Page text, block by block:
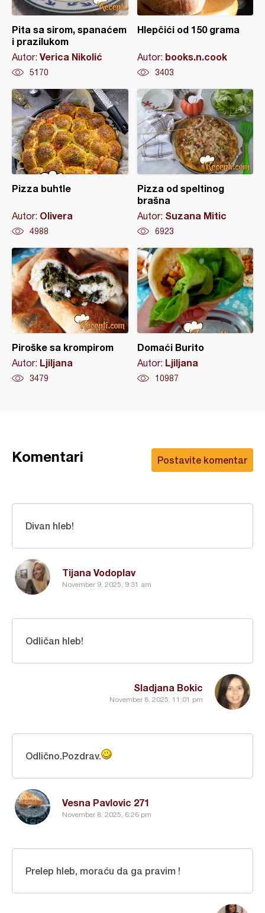
Pita sa sirom, spanaćem
i prazilukom
Autor: Verica Nikolić
5170
Hlepčići od 150 grama
Autor: books.n.cook
3403
Pizza buhtle
Autor: Olivera
4988
Pizza od speltinog
brašna
Autor: Suzana Mitic
6923
Piroške sa krompirom
Autor: Ljiljana
3479
Domaći Burito
Autor: Ljiljana
10987
Postavite komentar
Komentari
Tijana Vodoplav
November 9, 2025, 9:31 am
Divan hleb!
Sladjana Bokic
November 8, 2025, 11:01 pm
Odličan hleb!
Vesna Pavlovic 271
November 8, 2025, 6:26 pm
Odlično.Pozdrav.
Prelep hleb, moraću da ga pravim !